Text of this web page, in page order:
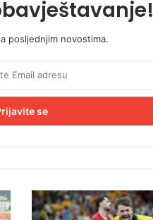
posljednjim novostima.
A
u